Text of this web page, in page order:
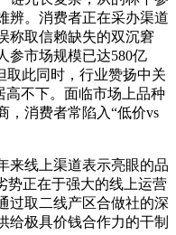
辨。消费者正在采办渠道
称取信赖缺失的双沉窘
参市场规模已达580亿
取此同时，行业赞扬中关
高不下。面临市场上品种
，消费者常陷入“低价vs
线上渠道表示亮眼的品
势正在于强大的线上运营
过取二线产区合做社的深
给极具价钱合作力的干制